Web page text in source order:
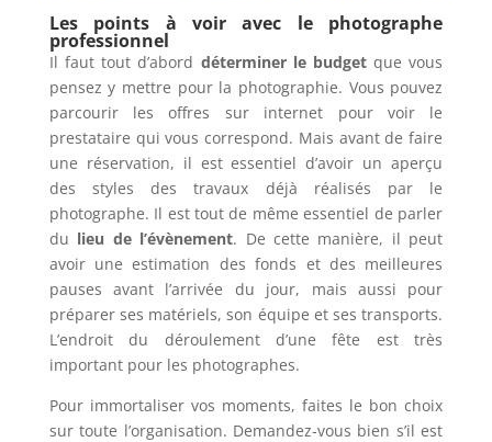
Les points à voir avec le photographe
professionnel
Il faut tout d’abord déterminer le budgetque vous
pensez y mettre pour la photographie. Vous pouvez
parcourir les offres sur internet pour voir le
prestataire qui vous correspond. Mais avant de faire
une réservation, il est essentiel d’avoir un aperçu
des styles des travaux déjà réalisés par le
photographe. Il est tout de même essentiel de parler
du lieu de l’évènement. De cette manière, il peut
avoir une estimation des fonds et des meilleures
pauses avant l’arrivée du jour, mais aussi pour
préparer ses matériels, son équipe et ses transports.
L’endroit du déroulement d’une fête est très
important pour les photographes.
Pour immortaliser vos moments, faites le bon choix
sur toute l’organisation. Demandez-vous bien s’il est